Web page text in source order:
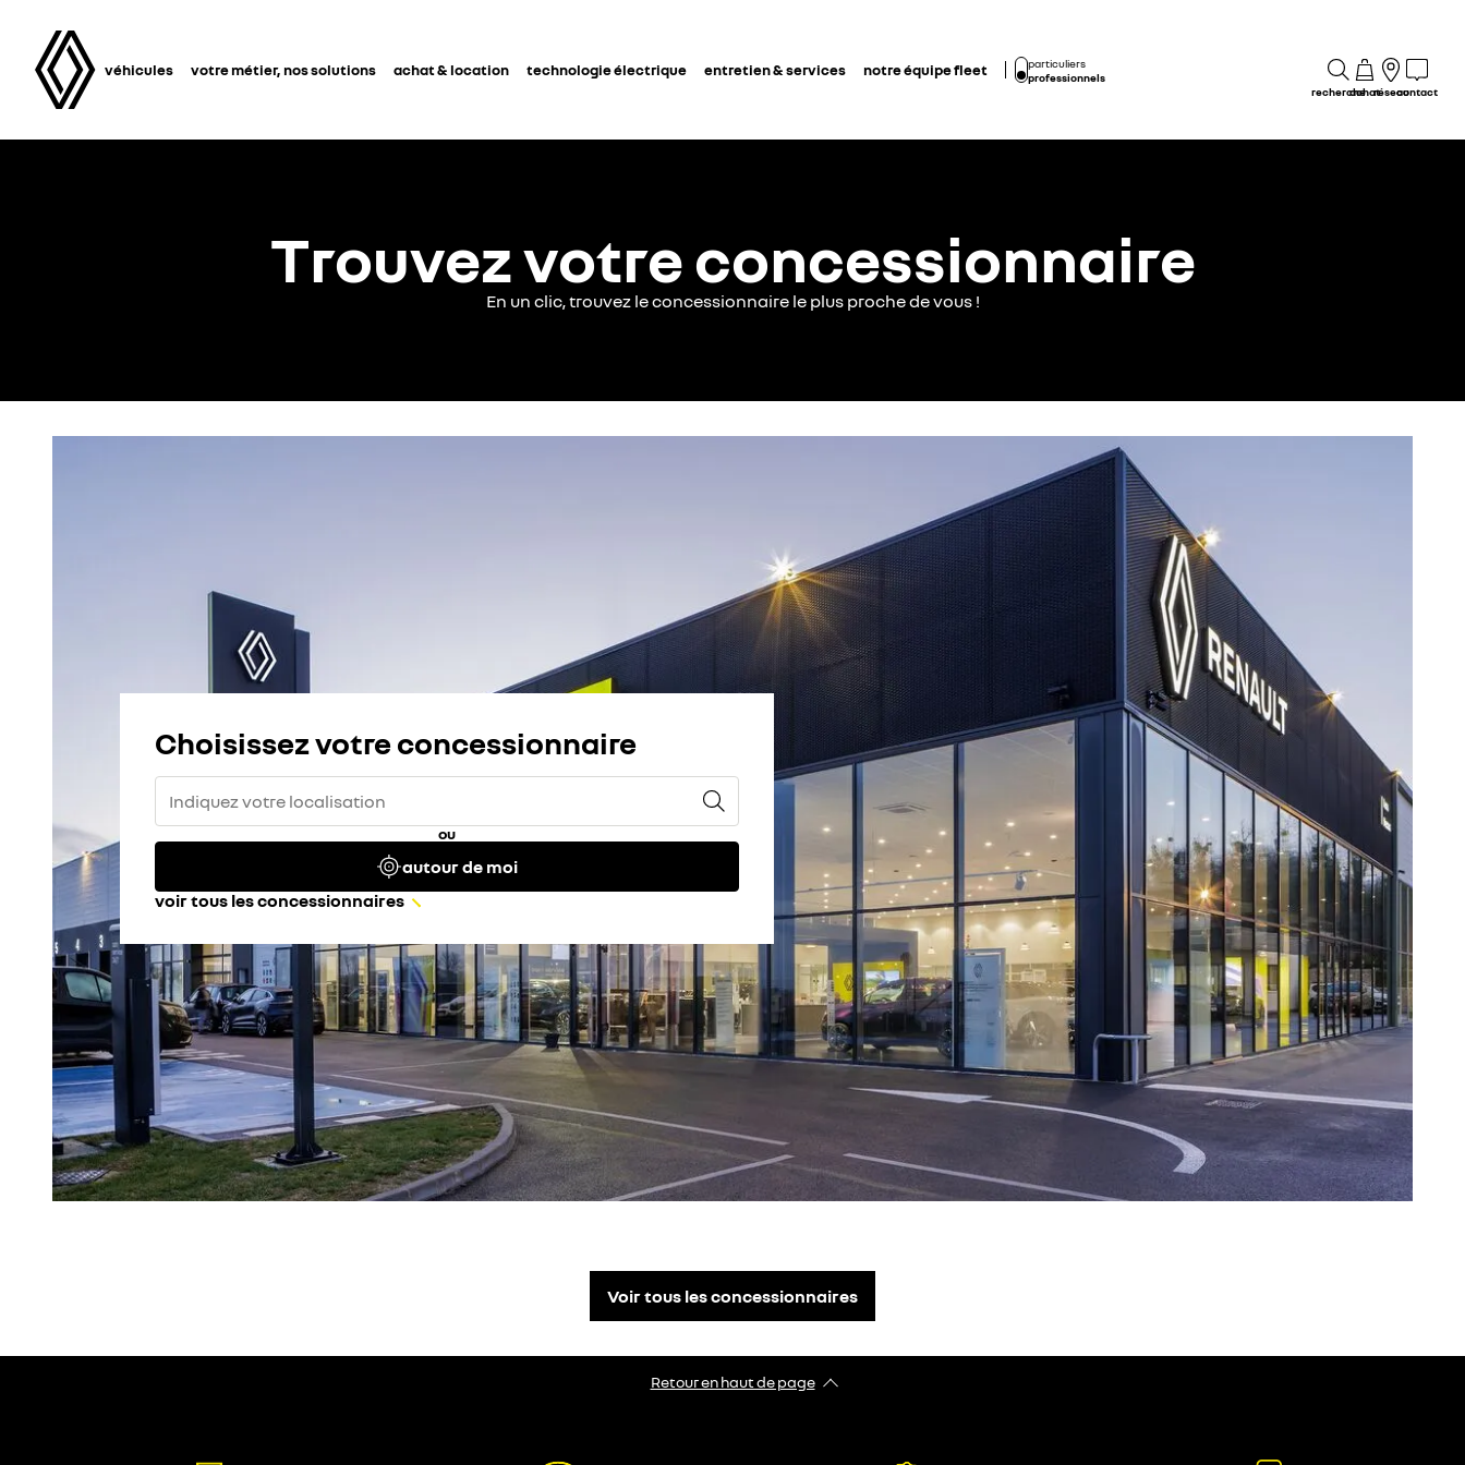
véhicules votre métier, nos solutions achat & location technologie électrique entretien & services notre équipe fleet
particuliers
professionnels
rechercheachatréseaucontact
Trouvez votre concessionnaire
En un clic, trouvez le concessionnaire le plus proche de vous !
Choisissez votre concessionnaire
ou
autour de moi
voir tous les concessionnaires
Voir tous les concessionnaires
Retour en haut de page